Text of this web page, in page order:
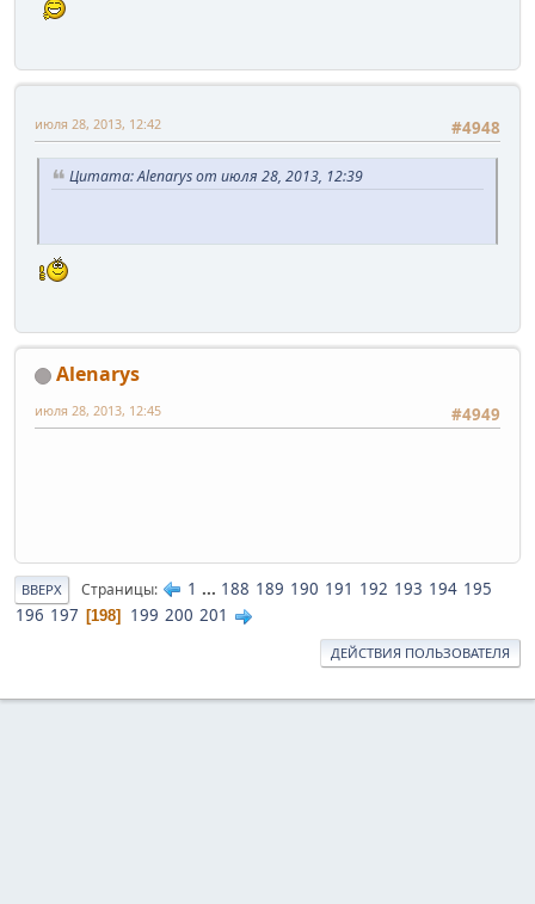
#4948
июля 28, 2013, 12:42
Цитата: Alenarys от июля 28, 2013, 12:39
Alenarys
#4949
июля 28, 2013, 12:45
ВВЕРХ Страницы 1 ... 188 189 190 191 192 193 194 195
196 197 198 199 200 201
ДЕЙСТВИЯ ПОЛЬЗОВАТЕЛЯ